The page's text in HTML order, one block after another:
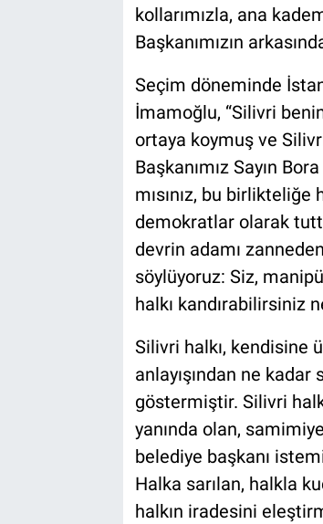
kollarımızla, ana
Başkanımızın
Seçim döneminde
İmamoğlu, “Silivri
ortaya koymuş ve
Başkanımız Sayın
mısınız, bu birlikteliğe
demokratlar olarak
devrin adamı
söylüyoruz: Siz,
halkı kandırabilirsiniz
Silivri halkı, kendisine
anlayışından ne kadar
göstermiştir. Silivri
yanında olan,
belediye başkanı
Halka sarılan, halkla
halkın iradesini